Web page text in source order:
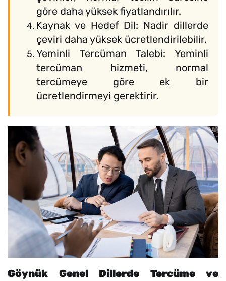
göre daha yüksek fiyatlandırılır.
Kaynak ve Hedef Dil: Nadir dillerde
çeviri daha yüksek ücretlendirilebilir.
Yeminli Tercüman Talebi: Yeminli
tercüman hizmeti, normal
tercümeye göre ek bir
ücretlendirmeyi gerektirir.
Göynük Genel Dillerde Tercüme ve